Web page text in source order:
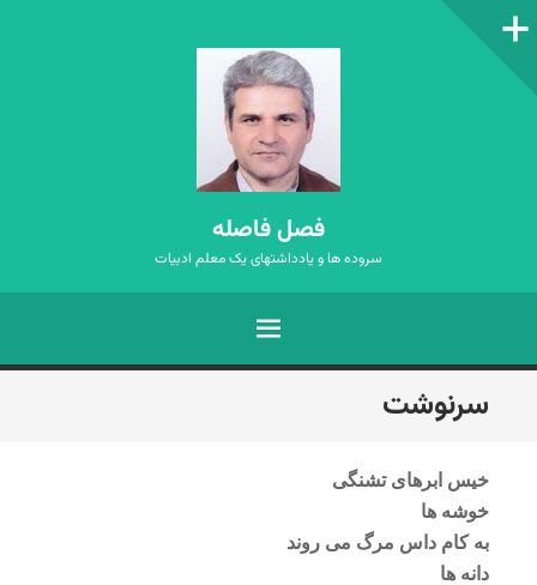
ستون‌کناری
فصل فاصله
سروده ها و یادداشتهای یک معلم ادبیات
فهرست
رفتن
به
سرنوشت
خیس ابرهای تشنگی
خوشه ها
به کام داس مرگ می روند
دانه ها